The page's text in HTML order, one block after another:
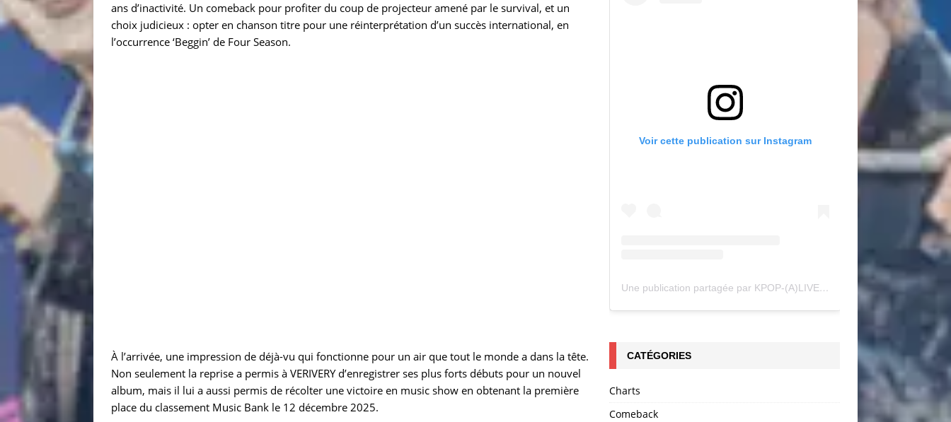
ans d’inactivité. Un comeback pour profiter du coup de projecteur amené par le survival, et un
choix judicieux : opter en chanson titre pour une réinterprétation d’un succès international, en
l’occurrence ‘Beggin’ de Four Season.
À l’arrivée, une impression de déjà-vu qui fonctionne pour un air que tout le monde a dans la tête.
Non seulement la reprise a permis à VERIVERY d’enregistrer ses plus forts débuts pour un nouvel
album, mais il lui a aussi permis de récolter une victoire en music show en obtenant la première
place du classement Music Bank le 12 décembre 2025.
Voir cette publication sur Instagram
Une publication partagée par KPOP-(A)LIVE (@my_kpopalive)
CATÉGORIES
Charts
Comeback